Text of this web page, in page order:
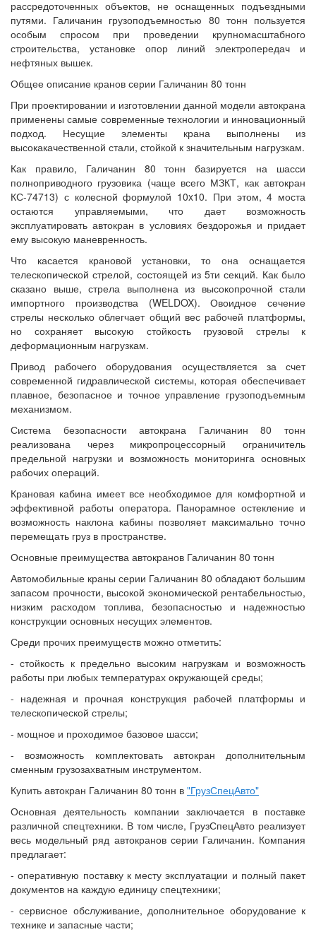
рассредоточенных объектов, не оснащенных подъездными
путями. Галичанин грузоподъемностью 80 тонн пользуется
особым спросом при проведении крупномасштабного
строительства, установке опор линий электропередач и
нефтяных вышек.
Общее описание кранов серии Галичанин 80 тонн
При проектировании и изготовлении данной модели автокрана
применены самые современные технологии и инновационный
подход. Несущие элементы крана выполнены из
высокакачественной стали, стойкой к значительным нагрузкам.
Как правило, Галичанин 80 тонн базируется на шасси
полноприводного грузовика (чаще всего МЗКТ, как автокран
КС-74713) с колесной формулой 10x10. При этом, 4 моста
остаются управляемыми, что дает возможность
эксплуатировать автокран в условиях бездорожья и придает
ему высокую маневренность.
Что касается крановой установки, то она оснащается
телескопической стрелой, состоящей из 5ти секций. Как было
сказано выше, стрела выполнена из высокопрочной стали
импортного производства (WELDOX). Овоидное сечение
стрелы несколько облегчает общий вес рабочей платформы,
но сохраняет высокую стойкость грузовой стрелы к
деформационным нагрузкам.
Привод рабочего оборудования осуществляется за счет
современной гидравлической системы, которая обеспечивает
плавное, безопасное и точное управление грузоподъемным
механизмом.
Система безопасности автокрана Галичанин 80 тонн
реализована через микропроцессорный ограничитель
предельной нагрузки и возможность мониторинга основных
рабочих операций.
Крановая кабина имеет все необходимое для комфортной и
эффективной работы оператора. Панорамное остекление и
возможность наклона кабины позволяет максимально точно
перемещать груз в пространстве.
Основные преимущества автокранов Галичанин 80 тонн
Автомобильные краны серии Галичанин 80 обладают большим
запасом прочности, высокой экономической рентабельностью,
низким расходом топлива, безопасностью и надежностью
конструкции основных несущих элементов.
Среди прочих преимуществ можно отметить:
- стойкость к предельно высоким нагрузкам и возможность
работы при любых температурах окружающей среды;
- надежная и прочная конструкция рабочей платформы и
телескопической стрелы;
- мощное и проходимое базовое шасси;
- возможность комплектовать автокран дополнительным
сменным грузозахватным инструментом.
Купить автокран Галичанин 80 тонн в "ГрузСпецАвто"
Основная деятельность компании заключается в поставке
различной спецтехники. В том числе, ГрузСпецАвто реализует
весь модельный ряд автокранов серии Галичанин. Компания
предлагает:
- оперативную поставку к месту эксплуатации и полный пакет
документов на каждую единицу спецтехники;
- сервисное обслуживание, дополнительное оборудование к
технике и запасные части;